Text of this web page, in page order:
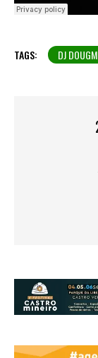
TAGS: DJ